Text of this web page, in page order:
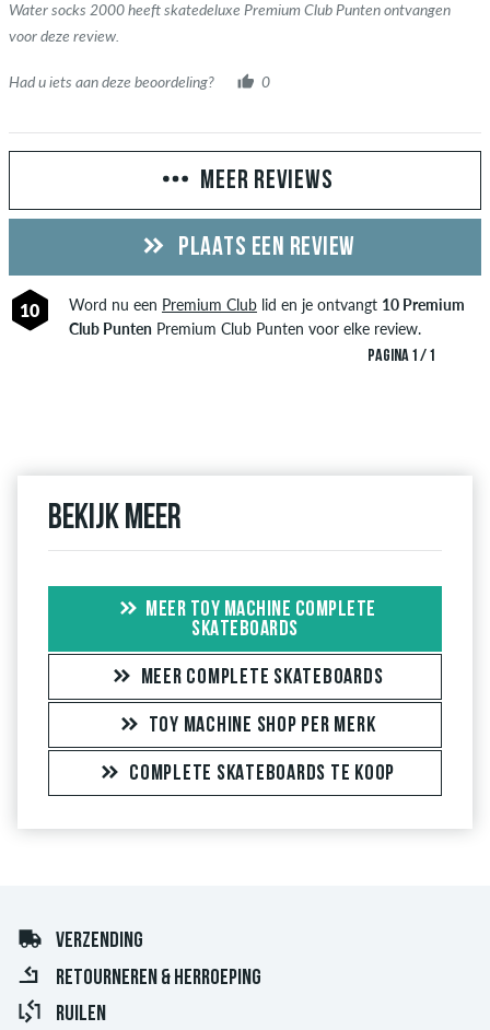
Water socks 2000 heeft skatedeluxe Premium Club Punten ontvangen
voor deze review.
Had u iets aan deze beoordeling? 0
PAGINA 1 / 1
MEER REVIEWS
PLAATS EEN REVIEW
10 Word nu een Premium Clublid en je ontvangt 10 Premium
Club PuntenPremium Club Punten voor elke review.
Bekijk meer
MEER TOY MACHINE COMPLETE
SKATEBOARDS
MEER COMPLETE SKATEBOARDS
TOY MACHINE SHOP PER MERK
COMPLETE SKATEBOARDS TE KOOP
VERZENDING
RETOURNEREN & HERROEPING
RUILEN